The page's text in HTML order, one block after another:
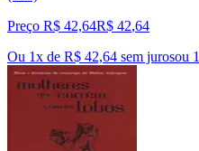
Preço R$ 42,64R$ 42,64
Ou 1x de R$ 42,64 sem jurosou 1